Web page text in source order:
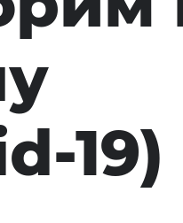
19)